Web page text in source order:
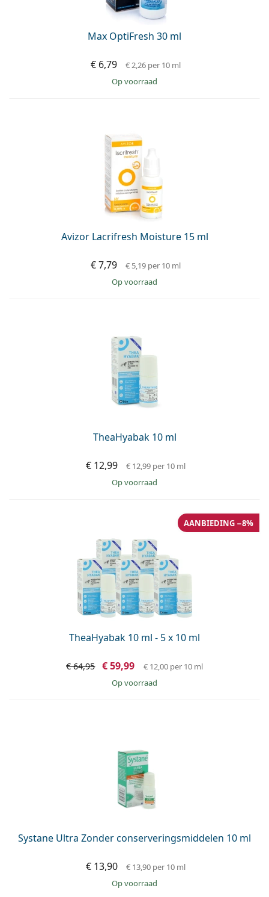
Max OptiFresh 30 ml
€ 6,79 € 2,26 per 10 ml
op voorraad
Avizor Lacrifresh Moisture 15 ml
€ 7,79 € 5,19 per 10 ml
op voorraad
TheaHyabak 10 ml
€ 12,99 € 12,99 per 10 ml
op voorraad
TheaHyabak 10 ml - 5 x 10 ml
AANBIEDING −8%
€ 64,95 € 59,99 € 12,00per 10 ml
op voorraad
Systane Ultra Zonder conserveringsmiddelen 10 ml
€ 13,90 € 13,90 per 10 ml
op voorraad